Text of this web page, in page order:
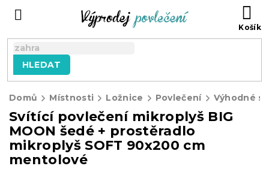
HLEDAT
Domů Místnosti Ložnice Povlečení Výhodné
Svítící povlečení mikroplyš BIG
MOON šedé + prostěradlo
mikroplyš SOFT 90x200 cm
mentolové